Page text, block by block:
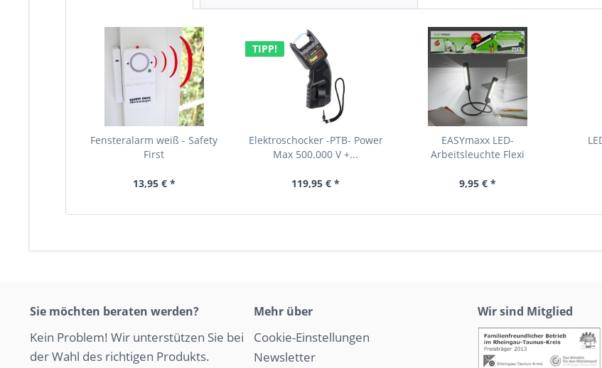
Fensteralarm weiß - Safety
First
13,95 € *
TIPP!
Elektroschocker -PTB- Power
Max 500.000 V +...
119,95 € *
EASYmaxx LED-
Arbeitsleuchte Flexi
9,95 € *
Sie möchten beraten werden?
Kein Problem! Wir unterstützen Sie bei
der Wahl des richtigen Produkts.
Mehr über
Cookie-Einstellungen
Newsletter
Wir sind Mitglied